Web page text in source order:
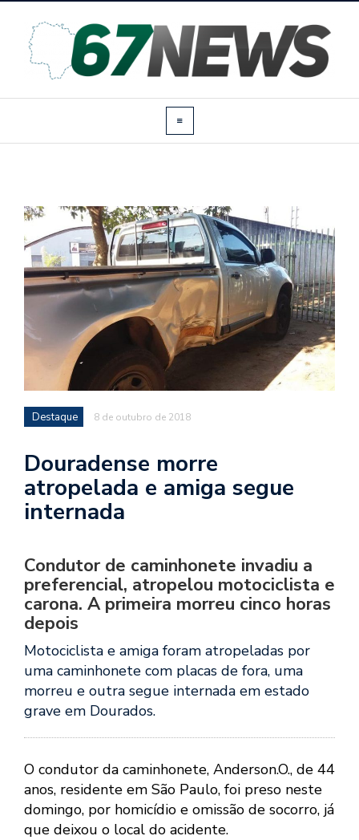
Destaque 8 de outubro de 2018
Douradense morre
atropelada e amiga segue
internada
Condutor de caminhonete invadiu a
preferencial, atropelou motociclista e
carona. A primeira morreu cinco horas
depois
Motociclista e amiga foram atropeladas por
uma caminhonete com placas de fora, uma
morreu e outra segue internada em estado
grave em Dourados.
O condutor da caminhonete, Anderson.O., de 44
anos, residente em São Paulo, foi preso neste
domingo, por homicídio e omissão de socorro, já
que deixou o local do acidente.